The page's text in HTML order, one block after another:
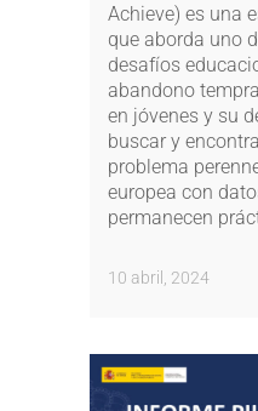
Achieve) es una
que aborda uno
desafíos
abandono
en jóvenes y su
buscar y
problema
europea con
permanecen
10 abril, 2024